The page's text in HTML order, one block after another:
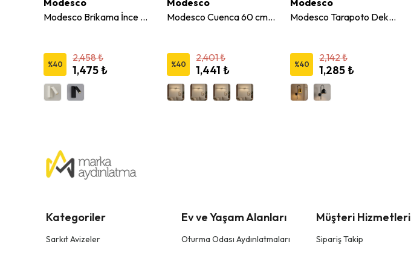
Modesco
Modesco Brikama İnce Dekorartif Led Duvar Aplik
%40
2,458 ₺
1,475 ₺
Modesco
Modesco Cuenca 60 cm Dekoratif Led Duvar Aplik
%40
2,401 ₺
1,441 ₺
Modesco
Modesco Tarapoto Dekoratif Duvar Aplik
%40
2,142 ₺
1,285 ₺
Kategoriler
Sarkıt Avizeler
Ev ve Yaşam Alanları
Oturma Odası Aydınlatmaları
Müşteri Hizmetleri
Sipariş Takip